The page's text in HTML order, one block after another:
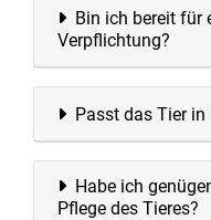
Bin ich bereit für
Verpflichtung?
Passt das Tier
Habe ich
Pflege des Tieres?